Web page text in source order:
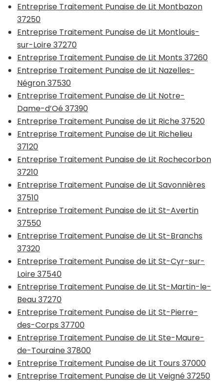
Entreprise Traitement Punaise de Lit Montbazon
37250
Entreprise Traitement Punaise de Lit Montlouis-
sur-Loire 37270
Entreprise Traitement Punaise de Lit Monts 37260
Entreprise Traitement Punaise de Lit Nazelles-
Négron 37530
Entreprise Traitement Punaise de Lit Notre-
Dame-d’Oé 37390
Entreprise Traitement Punaise de Lit Riche 37520
Entreprise Traitement Punaise de Lit Richelieu
37120
Entreprise Traitement Punaise de Lit Rochecorbon
37210
Entreprise Traitement Punaise de Lit Savonnières
37510
Entreprise Traitement Punaise de Lit St-Avertin
37550
Entreprise Traitement Punaise de Lit St-Branchs
37320
Entreprise Traitement Punaise de Lit St-Cyr-sur-
Loire 37540
Entreprise Traitement Punaise de Lit St-Martin-le-
Beau 37270
Entreprise Traitement Punaise de Lit St-Pierre-
des-Corps 37700
Entreprise Traitement Punaise de Lit Ste-Maure-
de-Touraine 37800
Entreprise Traitement Punaise de Lit Tours 37000
Entreprise Traitement Punaise de Lit Veigné 37250